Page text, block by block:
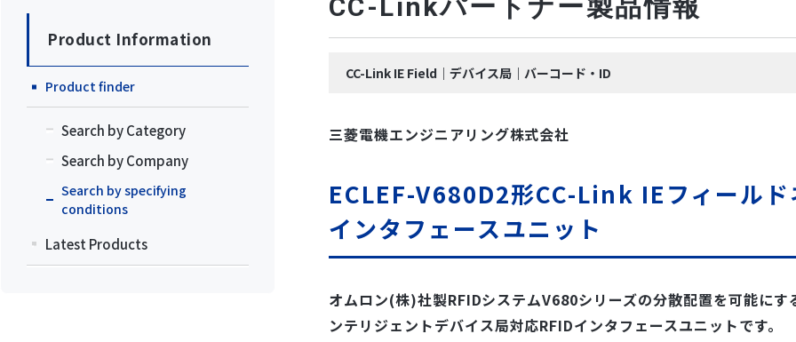
Product Information
Product finder
Search by Category
Search by Company
Search by specifying
conditions
Latest Products
CC-Linkパートナー製品情報
CC-Link IE Field｜デバイス局｜バーコード・ID
三菱電機エンジニアリング株式会社
ECLEF-V680D2形CC-Link IEフィール
インタフェースユニット
オムロン(株)社製RFIDシステムV680シリーズの分散配置を可能に
ンテリジェントデバイス局対応RFIDインタフェースユニットです。